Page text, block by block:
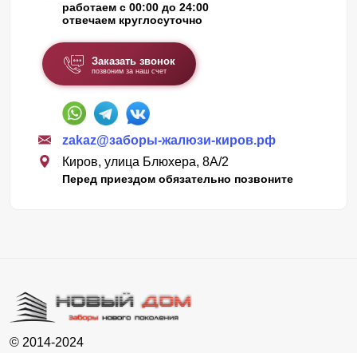
работаем с 00:00 до 24:00
отвечаем круглосуточно
Заказать звонок
позвоним за наш счет
zakaz@заборы-жалюзи-киров.рф
Киров, улица Блюхера, 8А/2
Перед приездом обязательно позвоните
© 2014-2024